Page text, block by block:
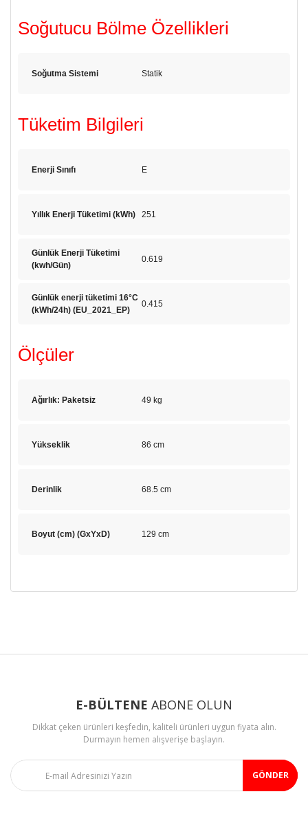
Soğutucu Bölme Özellikleri
Soğutma Sistemi Statik
Tüketim Bilgileri
Enerji Sınıfı E
Yıllık Enerji Tüketimi (kWh) 251
Günlük Enerji Tüketimi
(kwh/Gün)
0.619
Günlük enerji tüketimi 16°C
(kWh/24h) (EU_2021_EP)
0.415
Ölçüler
Ağırlık: Paketsiz 49 kg
Yükseklik 86 cm
Derinlik 68.5 cm
Boyut (cm) (GxYxD) 129 cm
Ürün bilgilerinde hatalar bulunuyor.
Ürün fiyatı diğer sitelerden daha pahalı.
E-BÜLTENE ABONE OLUN
Dikkat çeken ürünleri keşfedin, kaliteli ürünleri uygun fiyata alın.
Durmayın hemen alışverişe başlayın.
GÖNDER